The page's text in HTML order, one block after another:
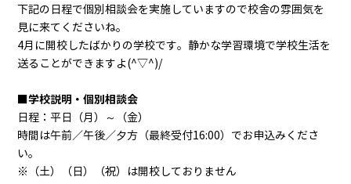
下記の日程で個別相談会を実施していますので校舎の雰囲気を
見に来てくださいね。
4月に開校したばかりの学校です。静かな学習環境で学校生活を
送ることができますよ(^▽^)/
■学校説明・個別相談会
日程：平日（月）～（金）
時間は午前／午後／夕方（最終受付16:00）でお申込みくださ
い。
※（土）（日）（祝）は開校しておりません